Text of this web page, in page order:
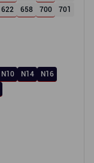
622 658 700
701
N10 N14
N16